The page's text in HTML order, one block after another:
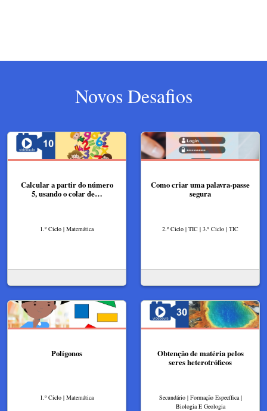
Novos Desafios
Calcular a partir do número
5, usando o colar de…
1.º Ciclo | Matemática
Como criar uma palavra-passe
segura
2.º Ciclo | TIC | 3.º Ciclo | TIC
Polígonos​
1.º Ciclo | Matemática
Obtenção de matéria pelos
seres heterotróficos
Secundário | Formação Específica |
Biologia E Geologia